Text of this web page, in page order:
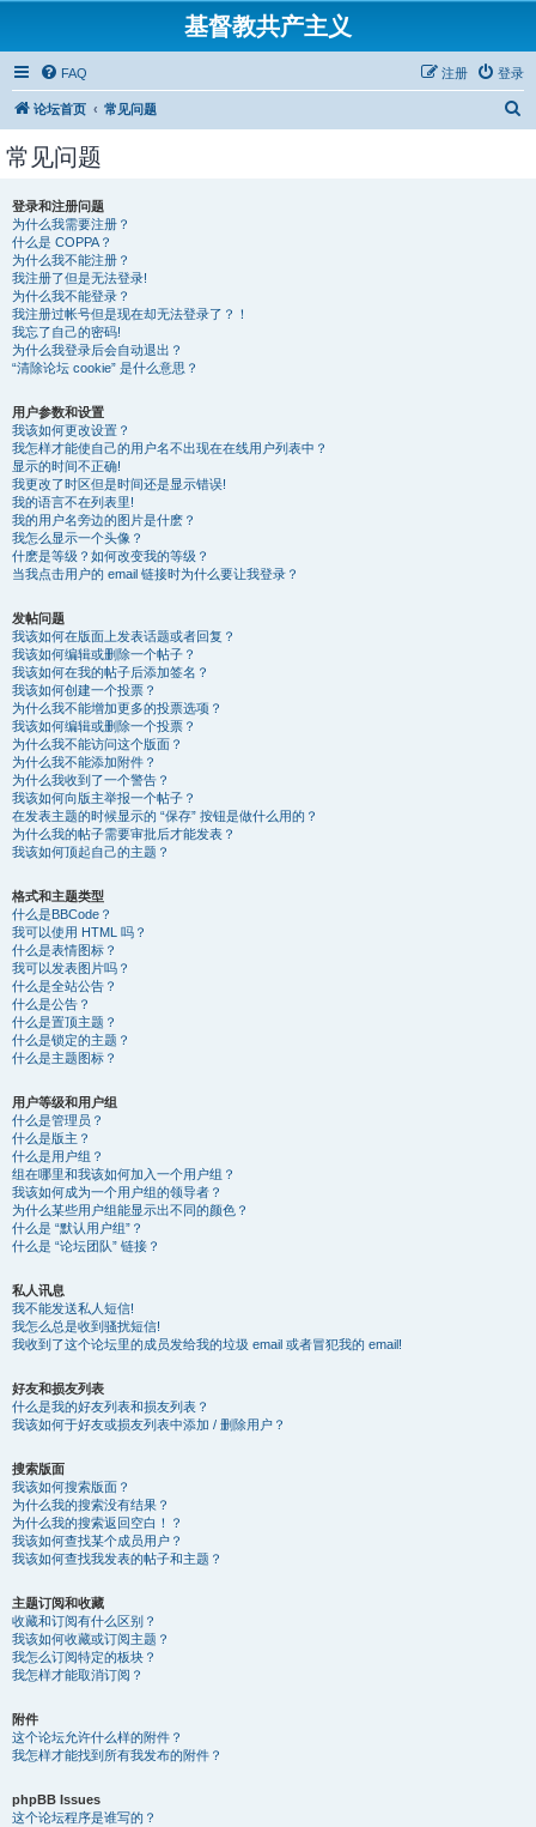
基督教共产主义
FAQ 登录
注册
论坛首页 常见问题
常见问题
登录和注册问题
为什么我需要注册？
什么是 COPPA？
为什么我不能注册？
我注册了但是无法登录!
为什么我不能登录？
我注册过帐号但是现在却无法登录了？！
我忘了自己的密码!
为什么我登录后会自动退出？
“清除论坛 cookie” 是什么意思？
用户参数和设置
我该如何更改设置？
我怎样才能使自己的用户名不出现在在线用户列表中？
显示的时间不正确!
我更改了时区但是时间还是显示错误!
我的语言不在列表里!
我的用户名旁边的图片是什麽？
我怎么显示一个头像？
什麽是等级？如何改变我的等级？
当我点击用户的 email 链接时为什么要让我登录？
发帖问题
我该如何在版面上发表话题或者回复？
我该如何编辑或删除一个帖子？
我该如何在我的帖子后添加签名？
我该如何创建一个投票？
为什么我不能增加更多的投票选项？
我该如何编辑或删除一个投票？
为什么我不能访问这个版面？
为什么我不能添加附件？
为什么我收到了一个警告？
我该如何向版主举报一个帖子？
在发表主题的时候显示的 “保存” 按钮是做什么用的？
为什么我的帖子需要审批后才能发表？
我该如何顶起自己的主题？
格式和主题类型
什么是BBCode？
我可以使用 HTML 吗？
什么是表情图标？
我可以发表图片吗？
什么是全站公告？
什么是公告？
什么是置顶主题？
什么是锁定的主题？
什么是主题图标？
用户等级和用户组
什么是管理员？
什么是版主？
什么是用户组？
组在哪里和我该如何加入一个用户组？
我该如何成为一个用户组的领导者？
为什么某些用户组能显示出不同的颜色？
什么是 “默认用户组”？
什么是 “论坛团队” 链接？
私人讯息
我不能发送私人短信!
我怎么总是收到骚扰短信!
我收到了这个论坛里的成员发给我的垃圾 email 或者冒犯我的 email!
好友和损友列表
什么是我的好友列表和损友列表？
我该如何于好友或损友列表中添加 / 删除用户？
搜索版面
我该如何搜索版面？
为什么我的搜索没有结果？
为什么我的搜索返回空白！？
我该如何查找某个成员用户？
我该如何查找我发表的帖子和主题？
主题订阅和收藏
收藏和订阅有什么区别？
我该如何收藏或订阅主题？
我怎么订阅特定的板块？
我怎样才能取消订阅？
附件
这个论坛允许什么样的附件？
我怎样才能找到所有我发布的附件？
phpBB Issues
这个论坛程序是谁写的？